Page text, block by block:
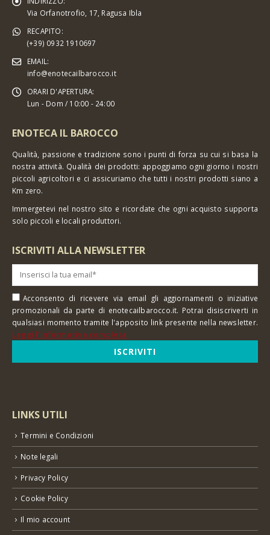
Via Orfanotrofio, 17, Ragusa Ibla
RECAPITO:
(+39) 0932 1910697
EMAIL:
info@enotecailbarocco.it
ORARI D'APERTURA:
Lun - Dom / 10:00 - 24:00
ENOTECA IL BAROCCO
Qualità, passione e tradizione sono i punti di forza su cui si basa la
nostra attività. Qualità dei prodotti: appoggiamo ogni giorno i nostri
piccoli agricoltori e ci assicuriamo che tutti i nostri prodotti siano a
Km zero.
Immergetevi nel nostro sito e ricordate che ogni acquisto supporta
solo piccoli e locali produttori.
ISCRIVITI ALLA NEWSLETTER
Acconsento di ricevere via email gli aggiornamenti o iniziative
promozionali da parte di enotecailbarocco.it. Potrai disiscriverti in
qualsiasi momento tramite l'apposito link presente nella newsletter.
Leggi l'informativa completa
LINKS UTILI
Termini e Condizioni
Note legali
Privacy Policy
Cookie Policy
Il mio account